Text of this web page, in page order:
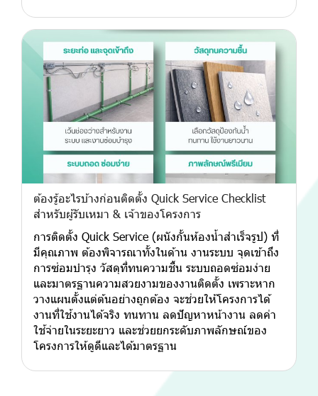
ต้องรู้อะไรบ้างก่อนติดตั้ง Quick Service Checklist
สำหรับผู้รับเหมา & เจ้าของโครงการ
การติดตั้ง Quick Service (ผนังกั้นห้องน้ำสำเร็จรูป) ที่
มีคุณภาพ ต้องพิจารณาทั้งในด้าน งานระบบ จุดเข้าถึง
การซ่อมบำรุง วัสดุที่ทนความชื้น ระบบถอดซ่อมง่าย
และมาตรฐานความสวยงามของงานติดตั้ง เพราะหาก
วางแผนตั้งแต่ต้นอย่างถูกต้อง จะช่วยให้โครงการได้
งานที่ใช้งานได้จริง ทนทาน ลดปัญหาหน้างาน ลดค่า
ใช้จ่ายในระยะยาว และช่วยยกระดับภาพลักษณ์ของ
โครงการให้ดูดีและได้มาตรฐาน